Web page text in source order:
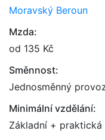
Moravský Beroun
Mzda:
od 135 Kč
Směnnost:
Jednosměnný
Minimální vzdělání:
Základní + praktická